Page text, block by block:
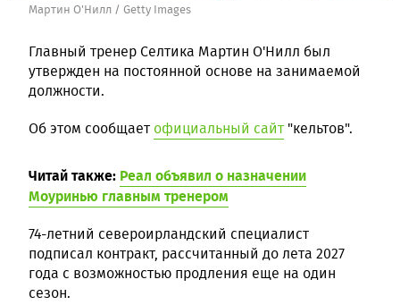
Мартин О'Нилл / Getty Images
Главный тренер Селтика Мартин О'Нилл был
утвержден на постоянной основе на занимаемой
должности.
Об этом сообщает официальный сайт "кельтов".
Читай также: Реал объявил о назначении
Моуринью главным тренером
74-летний североирландский специалист
подписал контракт, рассчитанный до лета 2027
года с возможностью продления еще на один
сезон.